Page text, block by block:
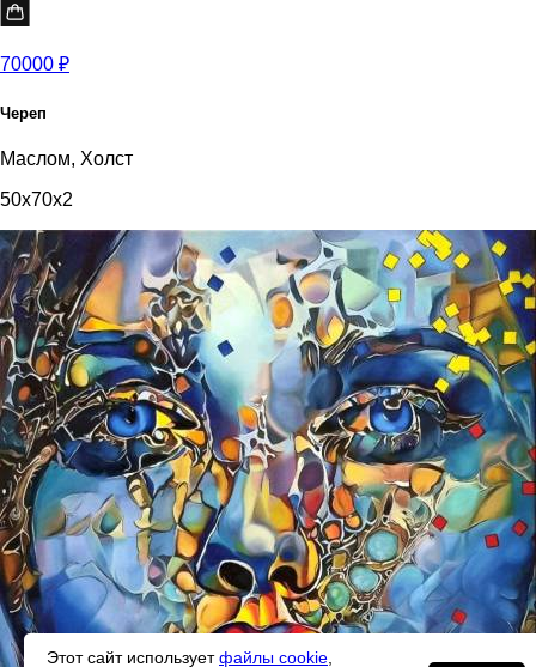
70000 ₽
Череп
Маслом, Холст
50x70x2
Этот сайт используетфайлы cookie